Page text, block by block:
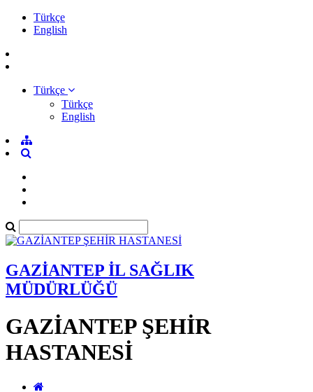
Türkçe
English
Türkçe
Türkçe
English
GAZİANTEP İL SAĞLIK
MÜDÜRLÜĞÜ
GAZİANTEP ŞEHİR
HASTANESİ